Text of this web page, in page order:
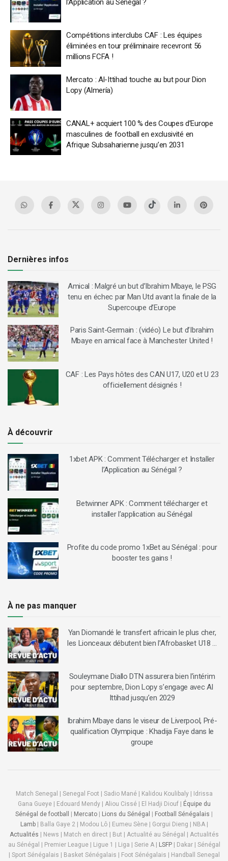
l’Application au Sénégal ?
Compétitions interclubs CAF : Les équipes
éliminées en tour préliminaire recevront 56
millions FCFA !
Mercato : Al-Ittihad touche au but pour Dion
Lopy (Almería)
CANAL+ acquiert 100 % des Coupes d’Europe
masculines de football en exclusivité en
Afrique Subsaharienne jusqu’en 2031
Dernières infos
Amical : Malgré un but d’Ibrahim Mbaye, le PSG
tenu en échec par Man Utd avant la finale de la
Supercoupe d’Europe
Paris Saint-Germain : (vidéo) Le but d’Ibrahim
Mbaye en amical face à Manchester United !
CAF : Les Pays hôtes des CAN U17, U20 et U 23
officiellement désignés !
À découvrir
1xbet APK : Comment Télécharger et Installer
l’Application au Sénégal ?
Betwinner APK : Comment télécharger et
installer l’application au Sénégal
Profite du code promo 1xBet au Sénégal : pour
booster tes gains !
À ne pas manquer
Yan Diomandé le transfert africain le plus cher,
les Lionceaux débutent bien l’Afrobasket U18 …
Souleymane Diallo DTN assurera bien l’intérim
pour septembre, Dion Lopy s’engage avec Al
Ittihad jusqu’en 2029
Ibrahim Mbaye dans le viseur de Liverpool, Pré-
qualification Olympique : Khadija Faye dans le
groupe
Match Senegal | Senegal Foot | Sadio Mané | Kalidou Koulibaly | Idrissa
Gana Gueye | Edouard Mendy | Aliou Cissé | El Hadji Diouf |
Équipe du
Sénégal de football
Mercato Lions du Sénégal Football Sénégalais
Lamb| Balla Gaye 2 | Modou Lô | Eumeu Sène | Gorgui Dieng | NBA |
Actualités | News | Match en direct | But | Actualité au Sénégal | Actualités
au Sénégal | Premier League | Ligue 1 | Liga | Serie A |
LSFP| Dakar | Sénégal
| Sport Sénégalais | Basket Sénégalais | Foot Sénégalais | Handball Senegal